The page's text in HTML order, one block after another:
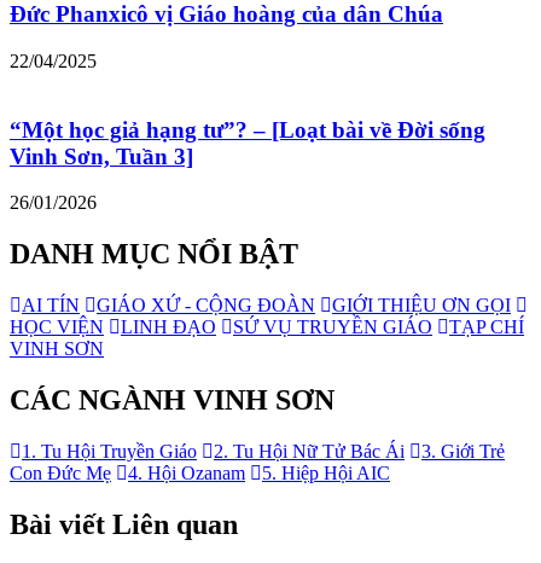
Đức Phanxicô vị Giáo hoàng của dân Chúa
22/04/2025
“Một học giả hạng tư”? – [Loạt bài về Đời sống
Vinh Sơn, Tuần 3]
26/01/2026
DANH MỤC NỔI BẬT
AI TÍN GIÁO XỨ - CỘNG ĐOÀN
GIỚI THIỆU ƠN GỌI
HỌC VIỆN
LINH ĐẠO SỨ VỤ TRUYỀN GIÁO
TẠP CHÍ
VINH SƠN
CÁC NGÀNH VINH SƠN
1. Tu Hội Truyền Giáo 2. Tu Hội Nữ Tử Bác Ái
3. Giới Trẻ
Con Đức Mẹ
4. Hội Ozanam 5. Hiệp Hội AIC
Bài viết Liên quan